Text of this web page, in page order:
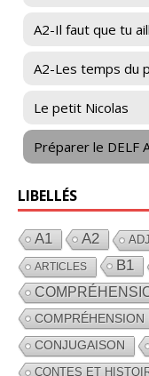
A2-Il faut que tu
A2-Les temps du
Le petit Nicolas
Préparer le DELF
LIBELLÉS
A1 A2
ARTICLES B1
COMPRÉHENSION
CONJUGAISON
CONTES ET